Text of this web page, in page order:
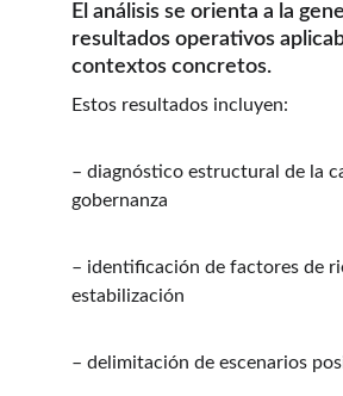
El análisis se orienta a la
resultados operativos
contextos concretos.
Estos resultados incluyen:
– diagnóstico estructural de la
gobernanza
– identificación de factores de
estabilización
– delimitación de escenarios